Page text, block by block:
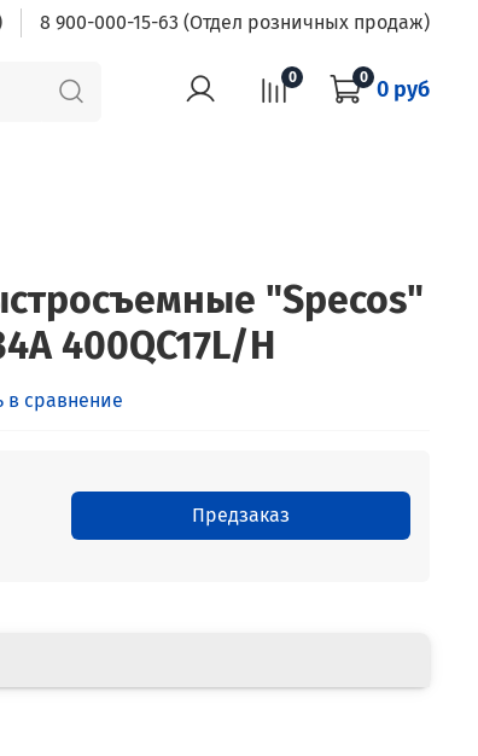
8 900-000-15-63 (Отдел розничных продаж)
0 0 0 руб
"Specos"
400QC17L/H
в сравнение
Предзаказ